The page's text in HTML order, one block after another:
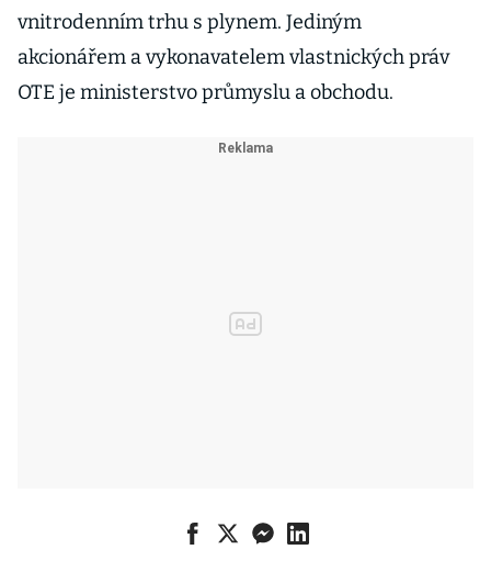
vnitrodenním trhu s plynem. Jediným
akcionářem a vykonavatelem vlastnických práv
OTE je ministerstvo průmyslu a obchodu.